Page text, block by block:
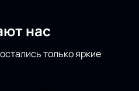
Р. Вагнера и М.П.
Художник
оформление самого
нас
только яркие